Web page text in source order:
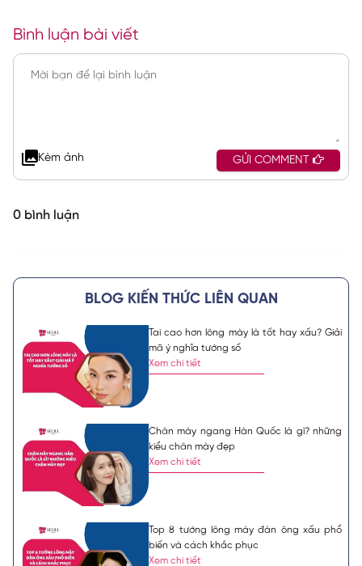
Bình luận bài viết
Kèm ảnh GỬI COMMENT
0 bình luận
BLOG KIẾN THỨC LIÊN QUAN
Tai cao hơn lông mày là tốt hay xấu? Giải
mã ý nghĩa tướng số
Xem chi tiết
Chân mày ngang Hàn Quốc là gì? những
kiểu chân mày đẹp
Xem chi tiết
Top 8 tướng lông mày đàn ông xấu phổ
biến và cách khắc phục
Xem chi tiết